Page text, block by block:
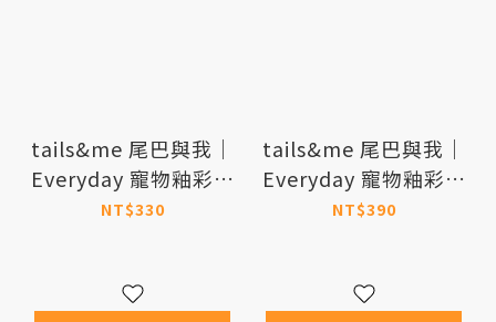
tails&me 尾巴與我｜
Everyday 寵物釉彩陶
瓷盤 (共5色)
NT$330
tails&me 尾巴與我｜
Everyday 寵物釉彩陶
瓷碗 S號 (共5色)
NT$390